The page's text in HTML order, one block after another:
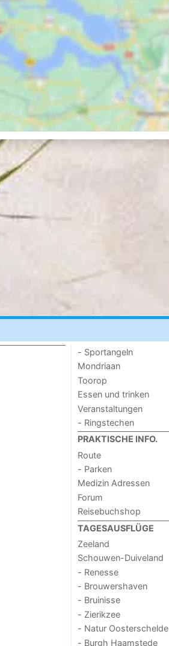
- Sportangeln
Mondriaan
Toorop
Essen und trinken
Veranstaltungen
- Ringstechen
PRAKTISCHE INFO.
Route
- Parken
Medizin Adressen
Forum
Reisebuchshop
TAGESAUSFLÜGE
Zeeland
Schouwen-Duiveland
- Renesse
- Brouwershaven
- Bruinisse
- Zierikzee
- Natur Oosterschelde
- Burgh Haamstede